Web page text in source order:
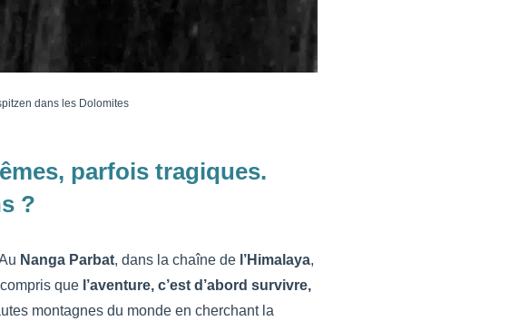
dans les Dolomites
parfois tragiques.
?
Nanga Parbat, dans la chaîne de l’Himalaya,
que l’aventure, c’est d’abord survivre,
montagnes du monde en cherchant la